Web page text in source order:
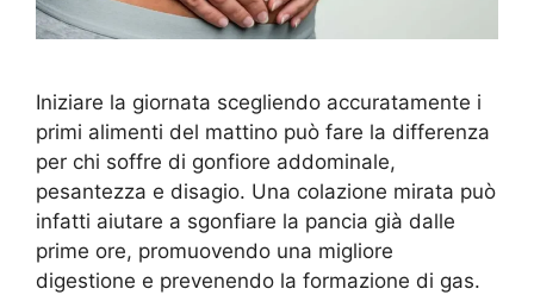
Iniziare la giornata scegliendo accuratamente i
primi alimenti del mattino può fare la differenza
per chi soffre di gonfiore addominale,
pesantezza e disagio. Una colazione mirata può
infatti aiutare a sgonfiare la pancia già dalle
prime ore, promuovendo una migliore
digestione e prevenendo la formazione di gas.